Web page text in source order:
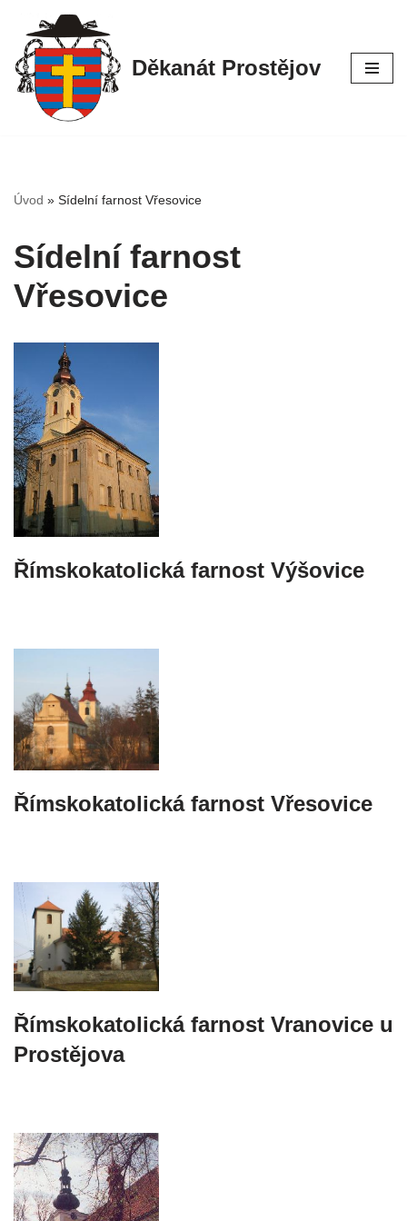
Přeskočit
na
obsah
Děkanát Prostějov
Úvod » Sídelní farnost Vřesovice
Sídelní farnost
Vřesovice
Římskokatolická farnost Výšovice
Římskokatolická farnost Vřesovice
Římskokatolická farnost Vranovice u
Prostějova